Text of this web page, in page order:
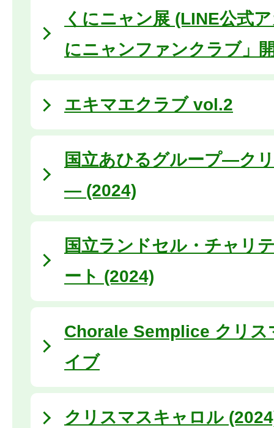
くにニャン展 (LINE公式
にニャンファンクラブ」
エキマエクラブ vol.2
国立あひるグループ―ク
― (2024)
国立ランドセル・チャリ
ート (2024)
Chorale Semplice クリス
イブ
クリスマスキャロル